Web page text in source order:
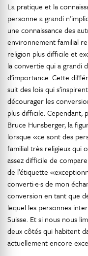
La pratique et la
personne a grandi
une connaissance des
environnement familial
religion plus difficile et
la convertie qui a grandi
d’importance. Cette
suit des lois qui
décourager les
plus difficile. Cependant,
Bruce Hunsberger, la
lorsque «ce sont des
familial très religieux qui
assez difficile de
de l’étiquette
converti·e·s de mon
conversion en tant que
lequel les personnes
Suisse. Et si nous nous
deux côtés qui habitent
actuellement encore